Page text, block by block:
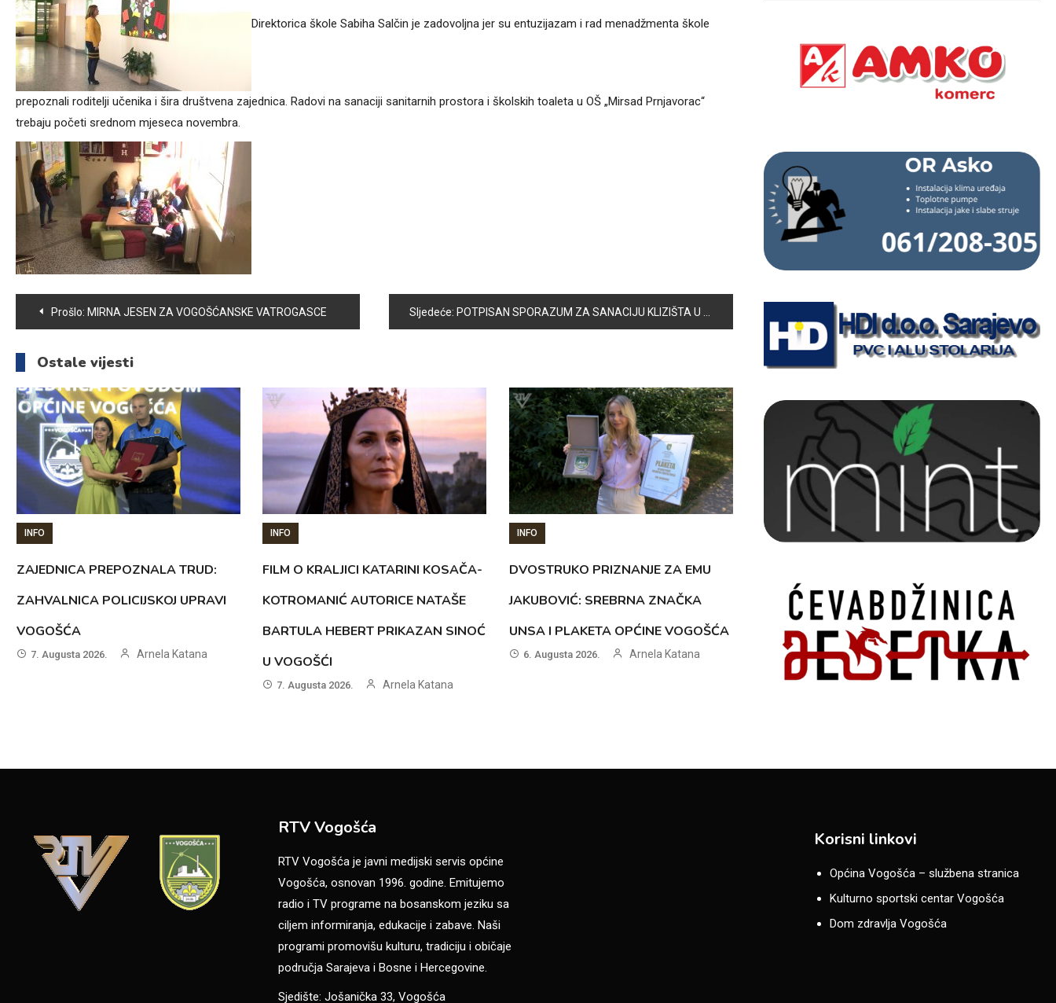
Direktorica škole Sabiha Salčin je zadovoljna jer su entuzijazam i rad menadžmenta škole
prepoznali roditelji učenika i šira društvena zajednica. Radovi na sanaciji sanitarnih prostora i školskih toaleta u OŠ „Mirsad Prnjavorac“
trebaju početi srednom mjeseca novembra.
Navigacija
članaka
Prošlo: MIRNA JESEN ZA VOGOŠĆANSKE VATROGASCE Sljedeće: POTPISAN SPORAZUM ZA SANACIJU KLIZIŠTA U SVRAKAMA IV, SREDSTVA OBEZBJEDILA OPĆINA CENTAR
Ostale vijesti
INFO
ZAJEDNICA PREPOZNALA TRUD:
ZAHVALNICA POLICIJSKOJ UPRAVI
VOGOŠĆA
7. Augusta 2026. Arnela Katana
INFO
FILM O KRALJICI KATARINI KOSAČA-
KOTROMANIĆ AUTORICE NATAŠE
BARTULA HEBERT PRIKAZAN SINOĆ
U VOGOŠĆI
7. Augusta 2026. Arnela Katana
INFO
DVOSTRUKO PRIZNANJE ZA EMU
JAKUBOVIĆ: SREBRNA ZNAČKA
UNSA I PLAKETA OPĆINE VOGOŠĆA
6. Augusta 2026. Arnela Katana
RTV Vogošća
RTV Vogošća je javni medijski servis općine
Vogošća, osnovan 1996. godine. Emitujemo
radio i TV programe na bosanskom jeziku sa
ciljem informiranja, edukacije i zabave. Naši
programi promovišu kulturu, tradiciju i običaje
područja Sarajeva i Bosne i Hercegovine.
Sjedište: Jošanička 33, Vogošća
Korisni linkovi
Općina Vogošća – službena stranica
Kulturno sportski centar Vogošća
Dom zdravlja Vogošća